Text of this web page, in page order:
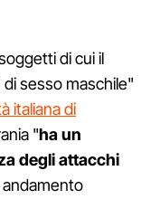
di cui il
di sesso maschile"
italiana di
"ha un
degli attacchi